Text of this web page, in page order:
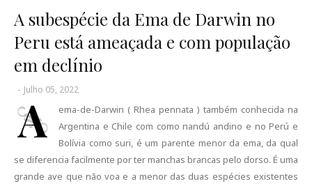
A subespécie da Ema de Darwin no
Peru está ameaçada e com população
em declínio
- Julho 05, 2022
A
ema-de-Darwin ( Rhea pennata ) também conhecida na
Argentina e Chile com como nandú andino e no Perú e
Bolívia como suri, é um parente menor da ema, da qual
se diferencia facilmente por ter manchas brancas pelo dorso. É uma
grande ave que não voa e a menor das duas espécies existentes